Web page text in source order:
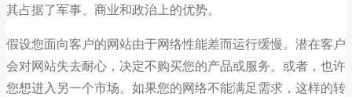
其占据了军事、商业和政治上的优势。
假设您面向客户的网站由于网络性能差而运行缓慢。潜在客户
会对网站失去耐心，决定不购买您的产品或服务。或者，也许
您想进入另一个市场。如果您的网络不能满足需求，这样的转